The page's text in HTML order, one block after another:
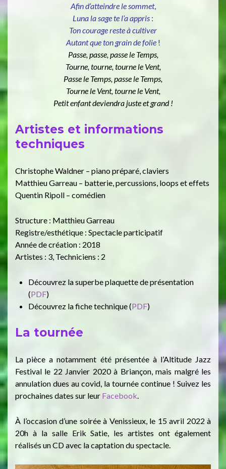
Afin d’atteindre le sommet,
Luna la sage te l’a appris :
Ton courage reste à cultiver
Autant que ton grain de folie!
Passe, passe, passe le Temps,
Tourne, tourne, tourne le Vent,
Passe le Temps, passe le Temps,
Tourne le Vent, tourne le Vent,
Petit enfant deviendra juste et grand !
Artistes et informations
techniques
Christophe Waldner – piano préparé, claviers
Matthieu Garreau – batterie, percussions, loops et effets
Quentin Ripoll – comédien
Structure : Matthieu Garreau
Registre/esthétique : Spectacle participatif
Année de création : 2018
Artistes : 3, Techniciens : 2
Découvrez la superbe plaquette de présentation
(PDF)
Découvrez la fiche technique (PDF)
La tournée
La pièce a notamment été présentée à l’Altitude Jazz
Festival le 22 Janvier 2020 à Briançon, mais malgré les
annulation dues au covid, la tournée continue ! Suivez les
prochaines dates sur leur Facebook
À l’occasion d’une soirée à Venissieux, le 15 avril 2022 à
20h à la salle Erik Satie, les artistes ont également
réalisés un CD avec la captation du spectacle.